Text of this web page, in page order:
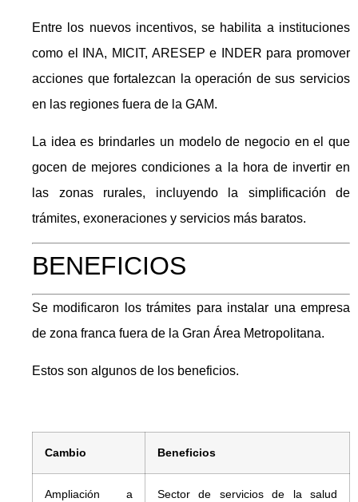
Entre los nuevos incentivos, se habilita a instituciones
como el INA, MICIT, ARESEP e INDER para promover
acciones que fortalezcan la operación de sus servicios
en las regiones fuera de la GAM.
La idea es brindarles un modelo de negocio en el que
gocen de mejores condiciones a la hora de invertir en
las zonas rurales, incluyendo la simplificación de
trámites, exoneraciones y servicios más baratos.
BENEFICIOS
Se modificaron los trámites para instalar una empresa
de zona franca fuera de la Gran Área Metropolitana.
Estos son algunos de los beneficios.
Cambio Beneficios
Ampliación a
Sector de servicios de la salud